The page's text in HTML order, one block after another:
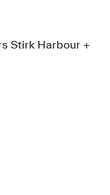
Stirk Harbour +